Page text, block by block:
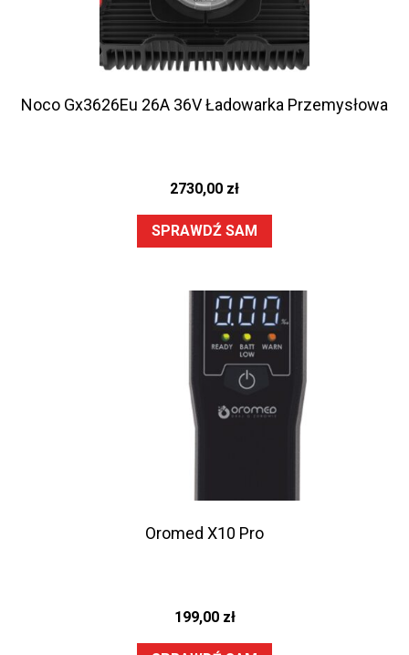
Noco Gx3626Eu 26A 36V Ładowarka Przemysłowa
2730,00 zł
SPRAWDŹ SAM
Oromed X10 Pro
199,00 zł